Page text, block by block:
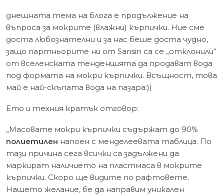
днешната тема на блога е продължение на
въпроса за мокрите (влажни) кърпички. Ние сме
доста любознателни и за нас беше доста чудно,
защо партньорите ни от Sansin са се „отклонили“
от вселенската тенденцията да продават вода
под формата на мокри кърпички. Всъщност, това
май е най-скъпата вода на пазара:))
Ето и техния кратък отговор:
„Масовате мокри кърпички съдържат до 90%
полиетилен напоен с менделеевата таблица. По
тази причина сега всички са задължени да
маркират наличието на пластмаса в мокрите
кърпички. Скоро ще видите по рафтовете.
Нашето желание, бе да направим уникален